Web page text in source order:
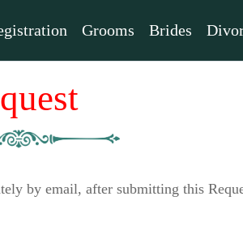
Grooms Brides
by email, after submitting this